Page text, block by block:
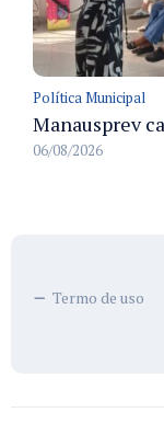
Política Municipal
06/08/2026
Termo de uso